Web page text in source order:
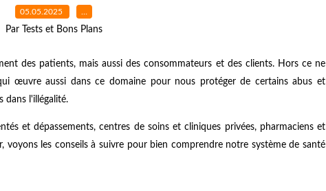
05.05.2025 …
Par Tests et Bons Plans
des patients, mais aussi des consommateurs et des clients. Hors ce ne
œuvre aussi dans ce domaine pour nous protéger de certains abus et
dans l'illégalité.
et dépassements, centres de soins et cliniques privées, pharmaciens et
voyons les conseils à suivre pour bien comprendre notre système de santé